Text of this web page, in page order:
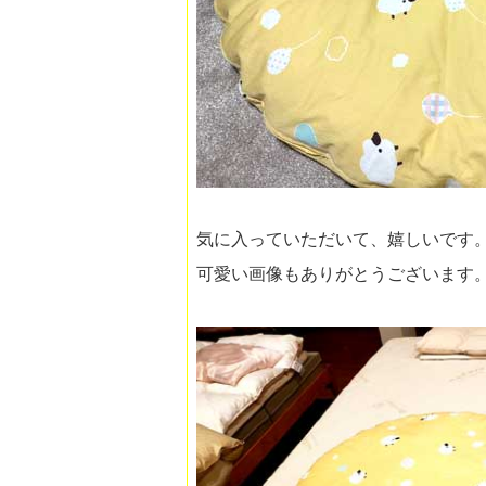
気に入っていただいて、嬉しいです
可愛い画像もありがとうございます